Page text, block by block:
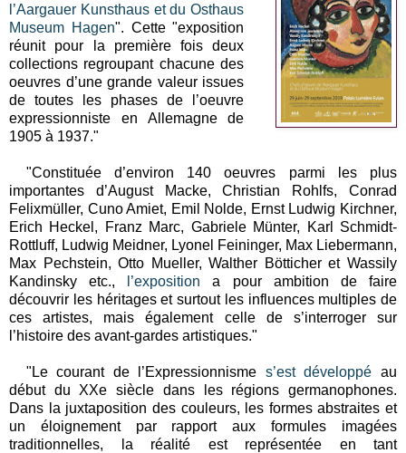
l’Aargauer Kunsthaus et du Osthaus
Museum Hagen". Cette "exposition
réunit pour la première fois deux
collections regroupant chacune des
oeuvres d’une grande valeur issues
de toutes les phases de l’oeuvre
expressionniste en Allemagne de
1905 à 1937."
"Constituée d’environ 140 oeuvres parmi les plus
importantes d’August Macke, Christian Rohlfs, Conrad
Felixmüller, Cuno Amiet, Emil Nolde, Ernst Ludwig Kirchner,
Erich Heckel, Franz Marc, Gabriele Münter, Karl Schmidt-
Rottluff, Ludwig Meidner, Lyonel Feininger, Max Liebermann,
Max Pechstein, Otto Mueller, Walther Bötticher et Wassily
Kandinsky etc.,
l’exposition a pour ambition de faire
découvrir les héritages et surtout les influences multiples de
ces artistes, mais également celle de s’interroger sur
l’histoire des avant-gardes artistiques."
"Le courant de l’Expressionnisme s’est développé au
début du XXe siècle dans les régions germanophones.
Dans la juxtaposition des couleurs, les formes abstraites et
un éloignement par rapport aux formules imagées
traditionnelles, la réalité est représentée en tant